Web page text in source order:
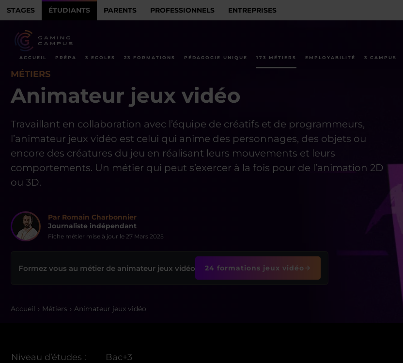
STAGES ÉTUDIANTS PARENTS PROFESSIONNELS ENTREPRISES
ACCUEIL PRÉPA 3 ECOLES 23 FORMATIONS PÉDAGOGIE UNIQUE 173 MÉTIERS EMPLOYABILITÉ 3 CAMPUS
MÉTIERS
Animateur jeux vidéo
Travaillant en collaboration avec l’équipe de créatifs et de programmeurs,
l’animateur jeux vidéo est celui qui anime des personnages, des objets ou
encore des créatures du jeu en réalisant leurs mouvements et leurs
comportements. Un métier qui peut s’exercer à la fois pour de l’animation 2D
ou 3D.
Par Romain Charbonnier
Journaliste indépendant
Fiche métier mise à jour le 27 Mars 2025
Formez vous au métier de animateur jeux vidéo 24 formations jeux vidéo
Accueil Métiers Animateur jeux vidéo
Niveau d’études :
Bac+3